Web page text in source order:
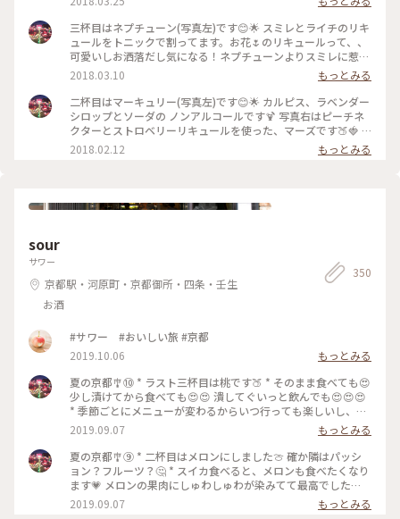
みました✨ 中に入っている2色の星で準惑星の冥王星プルート
とその惑星カロンを表しているそうです。 ラストにしてTHE
星のカクテル🍷🌟 ラストにして一番お酒〜〜って感じの味
で、ほどよいほろ酔い気分でお部屋に戻りました☺️幸 #京都 #
ホテル #センチュリーホテル #期間限定 #星空テラス #惑星カ
クテル
三杯目はネプチューン(写真左)です😊🌟 スミレとライチのリキ
ュールをトニックで割ってます。お花🌷のリキュールって、、
可愛いしお洒落だし気になる！ネプチューンよりスミレに惹か
れて決めました💗星空テラスなのに笑 ほんのり香りもしてす
っきりとした飲み心地で、ずっと飲んでいられそうな。。☺️⚠️
隣は、メロンリキュールをキウイシロップとソーダで割ったジ
ュピターです💫 メロンのリキュールって少しお洒落な居酒屋
やダイニングバーかBarじゃないと出逢えないので貴重でした
👀🍈💕 #京都 #ホテル #センチュリーホテル #期間限定 #星空テ
ラス #惑星カクテル
2018.03.10
もっとみる
二杯目はマーキュリー(写真左)です😊🌟 カルピス、ラベンダー
シロップとソーダの ノンアルコールです🍹 写真右はピーチネ
クターとストロベリーリキュールを使った、マーズです🍑🍓 #
京都 #ホテル #センチュリーホテル #期間限定 #星空テラス #惑
星カクテル
2018.02.12 もっとみる
sour
サワー
京都駅・河原町・京都御所・四条・壬生
お酒
350
#サワー #おいしい旅 #京都
2019.10.06
もっとみる
夏の京都🎐⑩ * ラスト三杯目は桃です🍑 * そのまま食べても😍
少し漬けてから食べても😍😍 潰してぐいっと飲んでも😍😍😍
* 季節ごとにメニューが変わるからいつ行っても楽しいし、近
くにあったら週1で行きたいところだけどそれは耐えて絶対に
月2は行く😆🙌🏻💗 #京都 #河原町 #サワー専門店 #sour #サワ
ー #桃
2019.09.07
もっとみる
夏の京都🎐⑨ * 二杯目はメロンにしました🍈 確か隣はパッシ
ョン？フルーツ？🤔 * スイカ食べると、メロンも食べたくなり
ます💗 メロンの果肉にしゅわしゅわが染みてて最高でした
🙆🏻‍♀️✨ #京都 #河原町 #サワー専門店 #sour #サワー #メロン
2019.09.07 もっとみる